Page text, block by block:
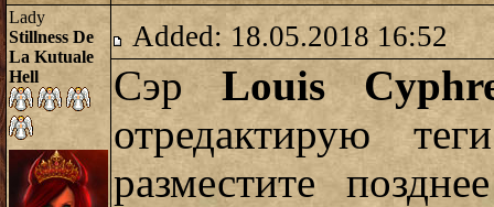
Lady
Stillness De
La Kutuale
Hell
Added: 18.05.2018 16:52
Сэр Louis
отредактирую
разместите